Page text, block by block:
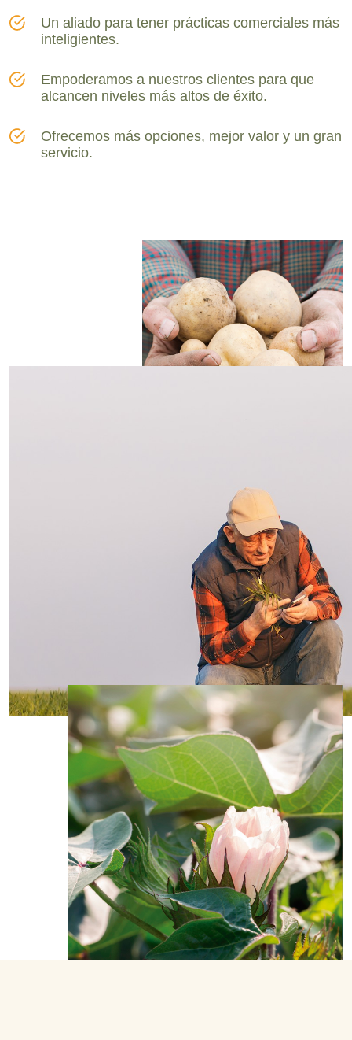
Un aliado para tener prácticas comerciales más
inteligientes.
Empoderamos a nuestros clientes para que
alcancen niveles más altos de éxito.
Ofrecemos más opciones, mejor valor y un gran
servicio.